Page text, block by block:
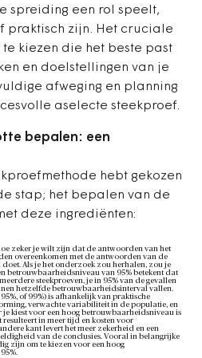
spreiding een rol speelt,
praktisch zijn. Het cruciale
kiezen die het beste past
en doelstellingen van je
afweging en planning
aselecte steekproef.
bepalen: een
hebt gekozen
stap; het bepalen van de
deze ingrediënten:
zeker je wilt zijn dat de antwoorden van het
overeenkomen met de antwoorden van de
Als je het onderzoek zou herhalen, zou je
betrouwbaarheidsniveau van 95% betekent dat
steekproeven, je in 95% van de gevallen
hetzelfde betrouwbaarheidsinterval vallen.
of 99%) is afhankelijk van praktische
verwachte variabiliteit in de populatie, en
kiest voor een hoog betrouwbaarheidsniveau is
resulteert in meer tijd en kosten voor
kant levert het meer zekerheid en een
van de conclusies. Vooral in belangrijke
zijn om te kiezen voor een hoog